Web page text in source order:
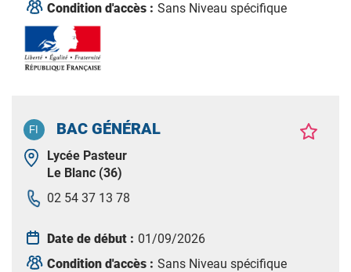
Condition d'accès : Sans Niveau spécifique
BAC GÉNÉRAL
Lycée Pasteur
Le Blanc (36)
02 54 37 13 78
Date de début : 01/09/2026
Condition d'accès : Sans Niveau spécifique